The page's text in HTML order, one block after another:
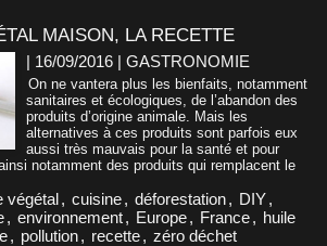
MAISON, LA RECETTE
| 16/09/2016 | GASTRONOMIE
On ne vantera plus les bienfaits, notamment
sanitaires et écologiques, de l’abandon des
produits d’origine animale. Mais les
alternatives à ces produits sont parfois eux
aussi très mauvais pour la santé et pour
notamment des produits qui remplacent le
végétal, cuisine, déforestation, DIY,
, environnement, Europe, France, huile
, pollution, recette, zéro déchet